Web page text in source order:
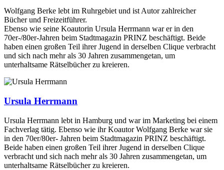
Wolfgang Berke lebt im Ruhrgebiet und ist Autor zahlreicher
Bücher und Freizeitführer.
Ebenso wie seine Koautorin Ursula Herrmann war er in den
70er-/80er-Jahren beim Stadtmagazin PRINZ beschäftigt. Beide
haben einen großen Teil ihrer Jugend in derselben Clique verbracht
und sich nach mehr als 30 Jahren zusammengetan, um
unterhaltsame Rätselbücher zu kreieren.
Ursula Herrmann
Ursula Herrmann lebt in Hamburg und war im Marketing bei einem
Fachverlag tätig. Ebenso wie ihr Koautor Wolfgang Berke war sie
in den 70er/80er- Jahren beim Stadtmagazin PRINZ beschäftigt.
Beide haben einen großen Teil ihrer Jugend in derselben Clique
verbracht und sich nach mehr als 30 Jahren zusammengetan, um
unterhaltsame Rätselbücher zu kreieren.